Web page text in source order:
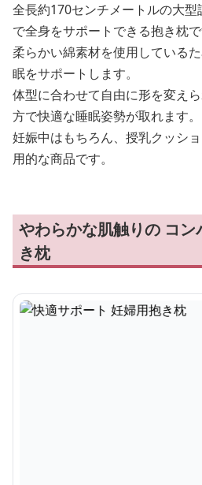
全長約170センチメートルの大型
で全身をサポートできる抱き枕で
柔らかい綿素材を使用している
眠をサポートします。
体型に合わせて自由に形を変え
方で快適な睡眠姿勢が取れます。
妊娠中はもちろん、授乳クッシ
用的な商品です。
やわらかな肌触りの コ
き枕